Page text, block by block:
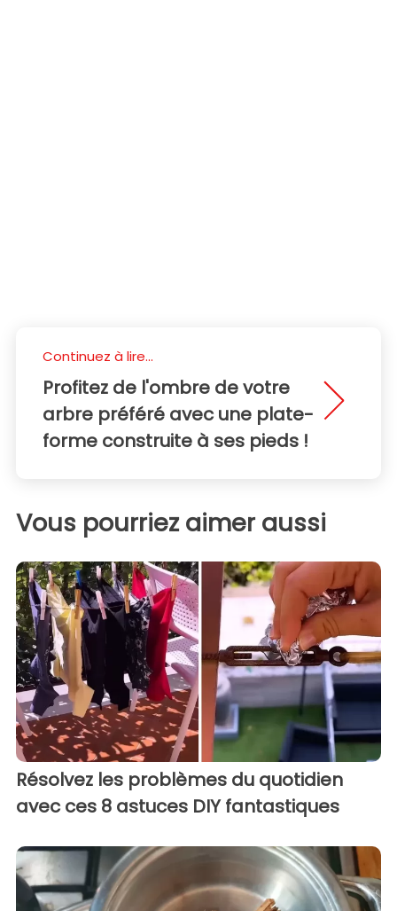
Continuez à lire...
Profitez de l'ombre de votre
arbre préféré avec une plate-
forme construite à ses pieds !
Vous pourriez aimer aussi
Résolvez les problèmes du quotidien
avec ces 8 astuces DIY fantastiques